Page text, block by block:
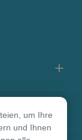
um Ihre
und Ihnen